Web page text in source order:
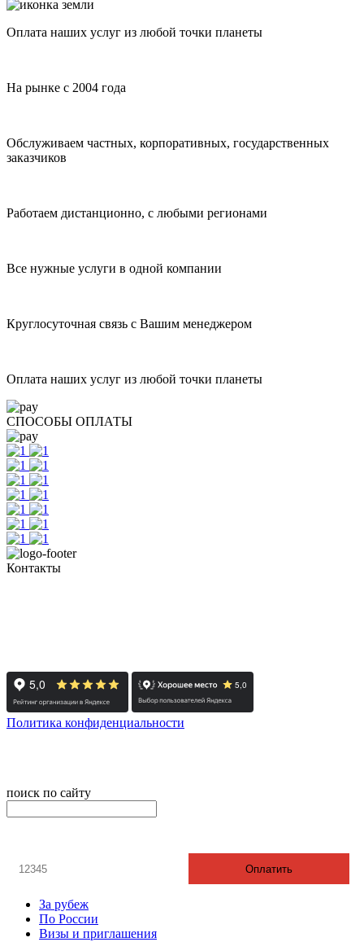
Оплата наших услуг из любой точки планеты
На рынке с 2004 года
Обслуживаем частных, корпоративных, государственных
заказчиков
Работаем дистанционно, с любыми регионами
Все нужные услуги в одной компании
Круглосуточная связь с Вашим менеджером
Оплата наших услуг из любой точки планеты
СПОСОБЫ ОПЛАТЫ
Контакты
Политика конфиденциальности
поиск по сайту
Оплатить
За рубеж
По России
Визы и приглашения